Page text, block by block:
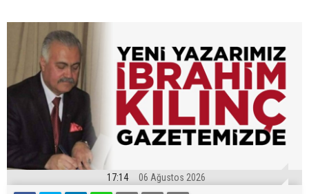
17:14 06 Ağustos 2026